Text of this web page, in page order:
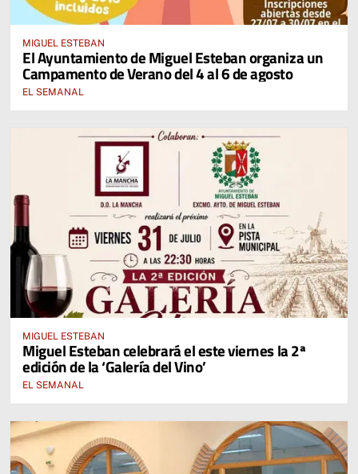
MIGUEL ESTEBAN
El Ayuntamiento de Miguel Esteban organiza un
Campamento de Verano del 4 al 6 de agosto
EL SEMANAL
MIGUEL ESTEBAN
Miguel Esteban celebrará el este viernes la 2ª
edición de la ‘Galería del Vino’
EL SEMANAL